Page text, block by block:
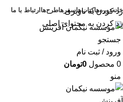
رد کردن به ناوبری
رد کردن به محتوای اصلی
خانهدوره‌هاکتاب‌هاسفرهاطرح‌ها ارتباط با ما
جستجو
ورود / ثبت نام
0 محصول 0تومان
منو